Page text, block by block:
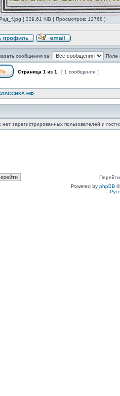
[ 339.61 KiB | Просмотров: 12768 ]
сообщения за: Поле
Страница 1 из 1 [ 1 сообщение ]
НФ
зарегистрированных пользователей и
Powered by phpBB